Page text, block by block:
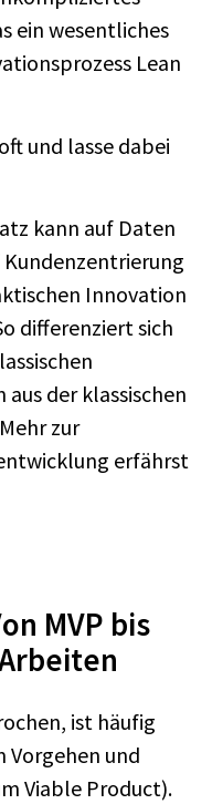
ein wesentliches
Lean
und lasse dabei
kann auf Daten
Innovation
differenziert sich
der klassischen
zur
erfährst
MVP bis
ist häufig
Vorgehen und
Viable Product).